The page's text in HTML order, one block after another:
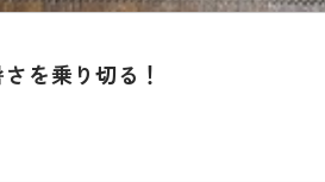
を乗り切る！